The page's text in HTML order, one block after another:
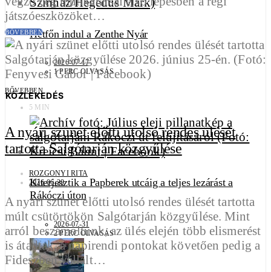
Hétfőn indul a Zenthe Nyár
2026-07-17
1 PERC OLVASÁS
KÖZLEKEDÉS
Kiterjesztik a Papberek utcáig a teljes lezárást a
Rákóczi úton
2026-07-31
2 PERC OLVASÁS
játszóeszközöket…
BŐVEBBEN
BŐVEBBEN
5 MIN
A nyári szünet előtti utolsó rendes ülését
tartotta Salgótarján közgyűlése
ROZGONYI RITA
2026-06-29
A nyári szünet előtti utolsó rendes ülését tartotta
múlt csütörtökön Salgótarján közgyűlése. Mint
arról beszámoltunk, az ülés elején több elismerést
is átadtak, a napirendi pontokat követően pedig a
Fideszben vállalt…